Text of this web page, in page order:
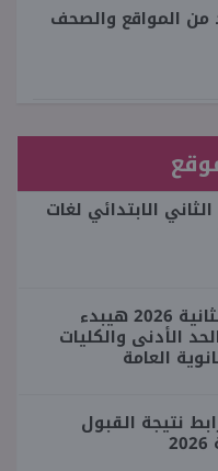
من المواقع والصحف
الابتدائي لغات
تنسيق المرحلة الثانية 2026 هيبدء
الأدنى والكليات
العامة
نتيجة القبول